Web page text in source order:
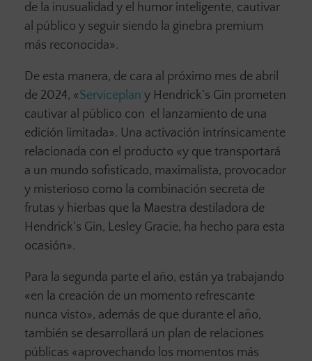
de la inusualidad y el humor inteligente, cautivar
al público y seguir siendo la ginebra premium
más reconocida».
De esta manera, de cara al próximo mes de abril
de 2024, «Serviceplan y Hendrick’s Gin prometen
cautivar al público con el lanzamiento de una
edición limitada». Una activación intrínsicamente
relacionada con el producto «y que transportará
a un mundo sofisticado, maximalista, provocador
y misterioso como la combinación secreta de
frutas y hierbas que la Maestra destiladora de
Hendrick’s Gin, Lesley Gracie, ha hecho para esta
ocasión».
Para la segunda parte el año, están ya trabajando
«en la creación de un momento refrescante
nunca visto», además de que durante el año,
también se desarrollará un plan de relaciones
públicas «aprovechando los momentos más